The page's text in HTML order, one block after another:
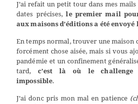
J’ai refait un petit tour dans mes
dates précises,le premier mail
aux maisons d’éditions a été envoyé
En temps normal, trouver une maison
forcément chose aisée, mais si vous
pandémie et un confinement
tard,c’est là où le challenge
impossible.
J’ai donc pris mon mal en patience